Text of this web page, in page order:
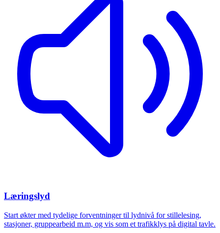
Læringslyd
Start økter med tydelige forventninger til lydnivå for stillelesing,
stasjoner, gruppearbeid m.m, og vis som et trafikklys på digital tavle.